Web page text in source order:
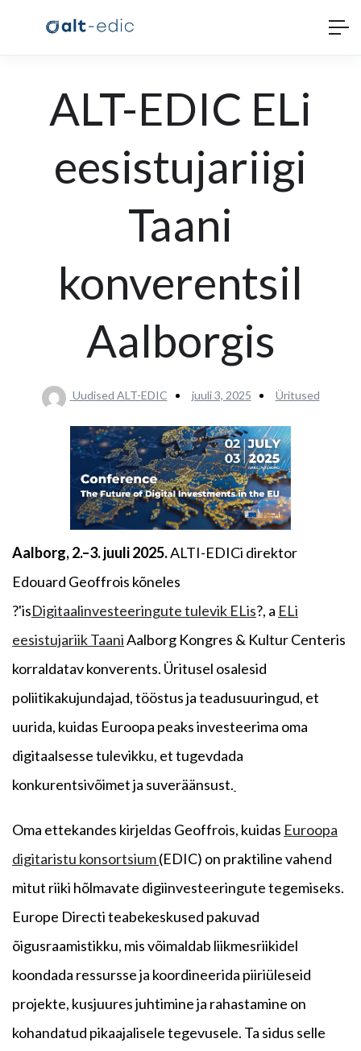
ALT-EDIC ELi
eesistujariigi
Taani
konverentsil
Aalborgis
Uudised ALT-EDIC juuli 3, 2025 Üritused
Aalborg, 2.–3. juuli 2025.ALTI-EDICi direktor
Edouard Geoffrois kõneles
?'isDigitaalinvesteeringute tulevik ELis?, a ELi
eesistujariik TaaniAalborg Kongres & Kultur Centeris
korraldatav konverents. Üritusel osalesid
poliitikakujundajad, tööstus ja teadusuuringud, et
uurida, kuidas Euroopa peaks investeerima oma
digitaalsesse tulevikku, et tugevdada
konkurentsivõimet ja suveräänsust.
Oma ettekandes kirjeldas Geoffrois, kuidas Euroopa
digitaristu konsortsium(EDIC) on praktiline vahend
mitut riiki hõlmavate digiinvesteeringute tegemiseks.
Europe Directi teabekeskused pakuvad
õigusraamistikku, mis võimaldab liikmesriikidel
koondada ressursse ja koordineerida piiriüleseid
projekte, kusjuures juhtimine ja rahastamine on
kohandatud pikaajalisele tegevusele. Ta sidus selle